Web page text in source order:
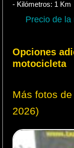
- Kilómetros: 1 Km
Precio de la
Opciones
motocicleta
Más fotos
2026)